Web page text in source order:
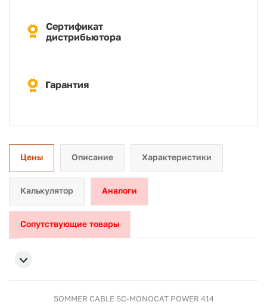
Сертификат
дистрибьютора
Гарантия
Цены Описание Характеристики
Калькулятор Аналоги
Сопутствующие товары
SOMMER CABLE SC-MONOCAT POWER 414